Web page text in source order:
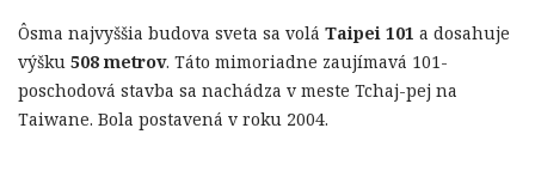
Ôsma najvyššia budova sveta sa volá Taipei 101 a dosahuje
výšku 508 metrov. Táto mimoriadne zaujímavá 101-
poschodová stavba sa nachádza v meste Tchaj-pej na
Taiwane. Bola postavená v roku 2004.